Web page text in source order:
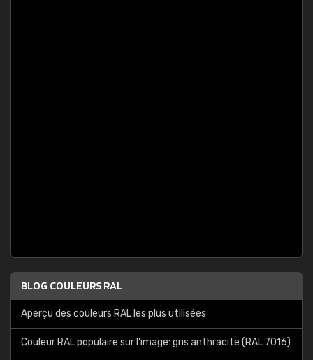
BLOG COULEURS RAL
Aperçu des couleurs RAL les plus utilisées
Couleur RAL populaire sur l'image: gris anthracite (RAL 7016)